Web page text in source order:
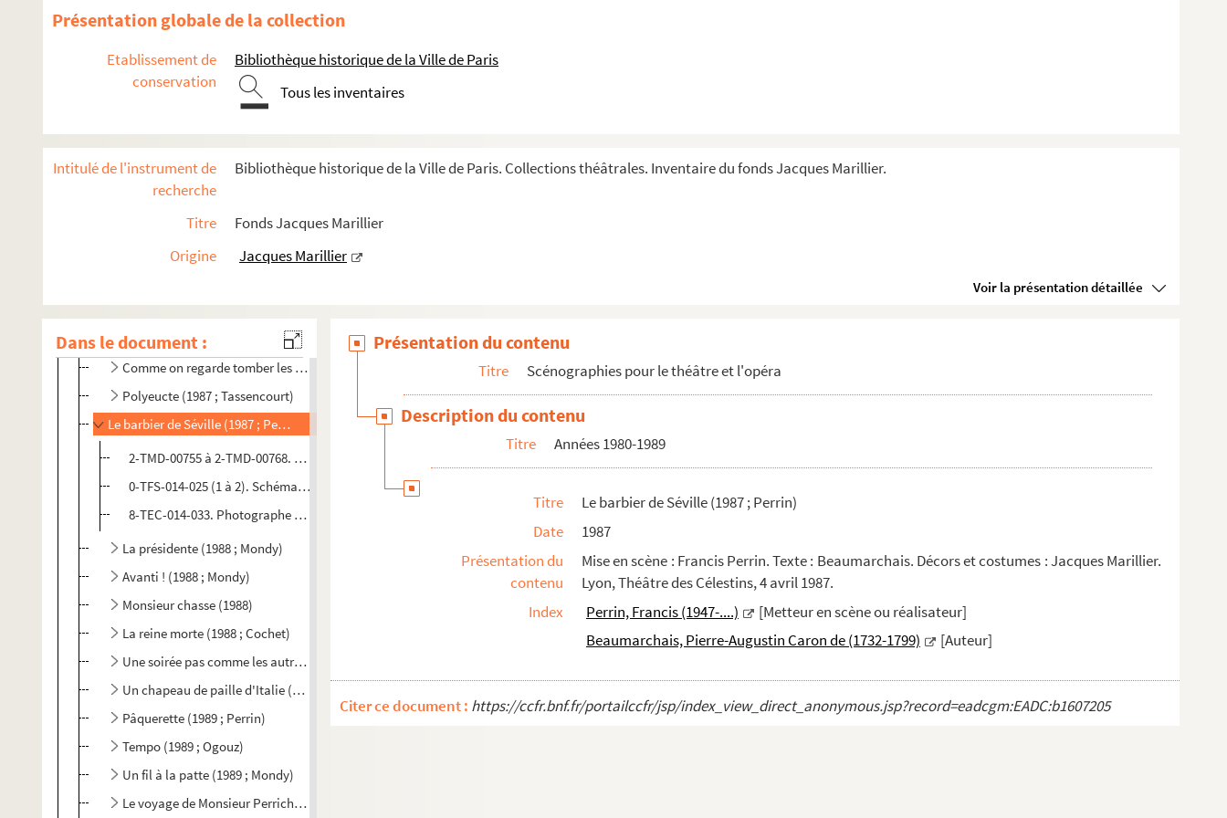
Présentation globale de la collection
Etablissement de
conservation
Bibliothèque historique de la Ville de Paris
Tous les inventaires
Intitulé de l'instrument de
recherche
Bibliothèque historique de la Ville de Paris. Collections théâtrales. Inventaire du fonds Jacques Marillier.
Titre
Fonds Jacques Marillier
Origine
Jacques Marillier
Voir la présentation détaillée
Dans le document :
Turlututu (1985 ; Cisife)
Le sexe faible (1985 ; Cochet)
Doit-on le dire (1985 ; Cochet)
N'écoutez pas Mesdames ! (1985 ; Mondy)
Le tombeur (1986 ; Moreau)
Horace (1986 ; Tassencourt)
Les dégourdis de la 11e (1986 ; Rosny)
Les voisins du dessus (1986 ; Rosny)
L'amuse-gueule (1986 ; Mondy)
C'est encore mieux l'après-midi (1987 ; Mondy)
Comme on regarde tomber les feuilles (1987 ; Sinigalia)
Polyeucte (1987 ; Tassencourt)
Le barbier de Séville (1987 ; Perrin)
2-TMD-00755 à 2-TMD-00768. Dessins de costumes
0-TFS-014-025 (1 à 2). Schémas d'implantation de décor et schémas en coupe d'éléments de décor.
8-TEC-014-033. Photographe non identifié. Photographies de maquette du décor.
La présidente (1988 ; Mondy)
Avanti ! (1988 ; Mondy)
Monsieur chasse (1988)
La reine morte (1988 ; Cochet)
Une soirée pas comme les autres (1988 ; Tisot)
Un chapeau de paille d'Italie (1988 ; Lucet)
Pâquerette (1989 ; Perrin)
Tempo (1989 ; Ogouz)
Un fil à la patte (1989 ; Mondy)
Le voyage de Monsieur Perrichon (1989 ; Lucet)
Présentation du contenu
Titre Scénographies pour le théâtre et l'opéra
Description du contenu
Titre Années 1980-1989
Titre
Le barbier de Séville (1987 ; Perrin)
Date
1987
Présentation du
contenu
Mise en scène : Francis Perrin. Texte : Beaumarchais. Décors et costumes : Jacques Marillier.
Lyon, Théâtre des Célestins, 4 avril 1987.
Index
Perrin, Francis (1947-....)
[Metteur en scène ou réalisateur]
Beaumarchais, Pierre-Augustin Caron de (1732-1799)
[Auteur]
Citer ce document : https://ccfr.bnf.fr/portailccfr/jsp/index_view_direct_anonymous.jsp?record=eadcgm:EADC:b1607205